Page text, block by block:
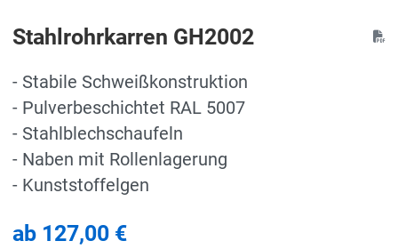
Stahlrohrkarren GH2002
- Stabile Schweißkonstruktion
- Pulverbeschichtet RAL 5007
- Stahlblechschaufeln
- Naben mit Rollenlagerung
- Kunststoffelgen
ab 127,00 €